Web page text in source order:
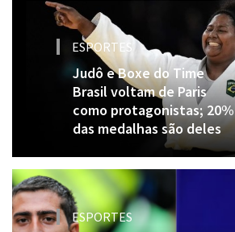
ESPORTES
Judô e Boxe do Time
Brasil voltam de Paris
como protagonistas; 20%
das medalhas são deles
ESPORTES